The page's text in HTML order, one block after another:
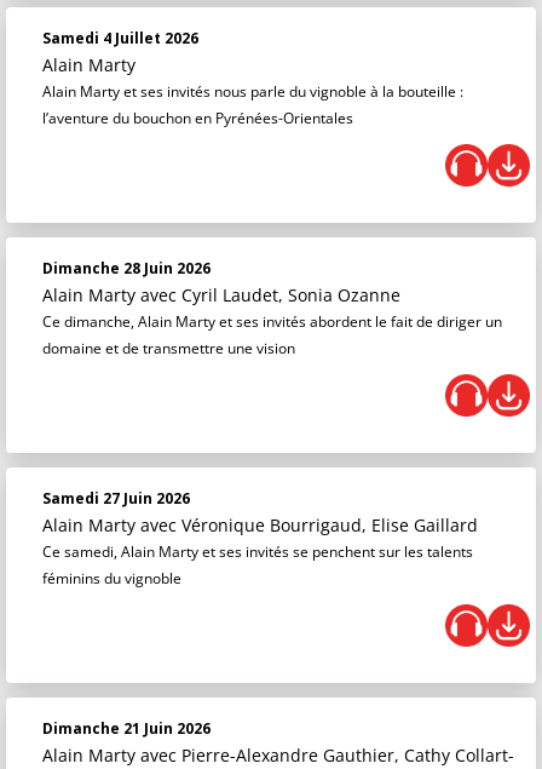
Samedi 4 Juillet 2026
Alain Marty
Alain Marty et ses invités nous parle du vignoble à la bouteille :
l’aventure du bouchon en Pyrénées-Orientales
Dimanche 28 Juin 2026
Alain Marty avec Cyril Laudet, Sonia Ozanne
Ce dimanche, Alain Marty et ses invités abordent le fait de diriger un
domaine et de transmettre une vision
Samedi 27 Juin 2026
Alain Marty avec Véronique Bourrigaud, Elise Gaillard
Ce samedi, Alain Marty et ses invités se penchent sur les talents
féminins du vignoble
Dimanche 21 Juin 2026
Alain Marty avec Pierre-Alexandre Gauthier, Cathy Collart-